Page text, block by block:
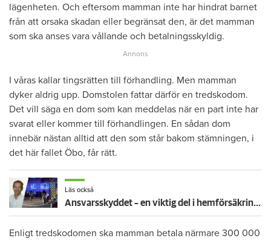
lägenheten. Och eftersom mamman inte har hindrat barnet
från att orsaka skadan eller begränsat den, är det mamman
som ska anses vara vållande och betalningsskyldig.
I våras kallar tingsrätten till förhandling. Men mamman
dyker aldrig upp. Domstolen fattar därför en tredskodom.
Det vill säga en dom som kan meddelas när en part inte har
svarat eller kommer till förhandlingen. En sådan dom
innebär nästan alltid att den som står bakom stämningen, i
det här fallet Öbo, får rätt.
Läs också
Ansvarsskyddet – en viktig del i hemförsäkringen
Enligt tredskodomen ska mamman betala närmare 300 000